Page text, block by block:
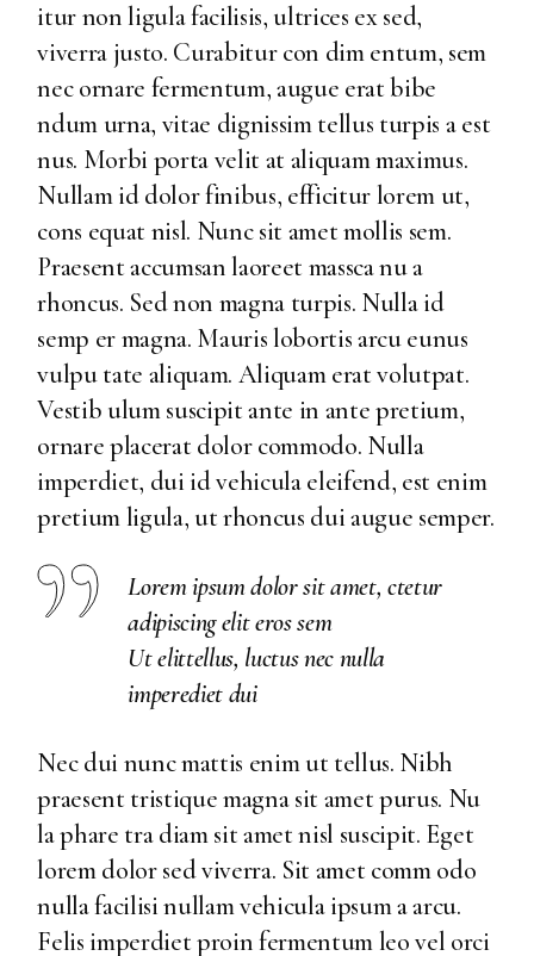
itur non ligula facilisis, ultrices ex sed,
viverra justo. Curabitur con dim entum, sem
nec ornare fermentum, augue erat bibe
ndum urna, vitae dignissim tellus turpis a est
nus. Morbi porta velit at aliquam maximus.
Nullam id dolor finibus, efficitur lorem ut,
cons equat nisl. Nunc sit amet mollis sem.
Praesent accumsan laoreet massca nu a
rhoncus. Sed non magna turpis. Nulla id
semp er magna. Mauris lobortis arcu eunus
vulpu tate aliquam. Aliquam erat volutpat.
Vestib ulum suscipit ante in ante pretium,
ornare placerat dolor commodo. Nulla
imperdiet, dui id vehicula eleifend, est enim
pretium ligula, ut rhoncus dui augue semper.
Lorem ipsum dolor sit amet, ctetur
adipiscing elit eros sem
Ut elittellus, luctus nec nulla
imperediet dui
Nec dui nunc mattis enim ut tellus. Nibh
praesent tristique magna sit amet purus. Nu
la phare tra diam sit amet nisl suscipit. Eget
lorem dolor sed viverra. Sit amet comm odo
nulla facilisi nullam vehicula ipsum a arcu.
Felis imperdiet proin fermentum leo vel orci